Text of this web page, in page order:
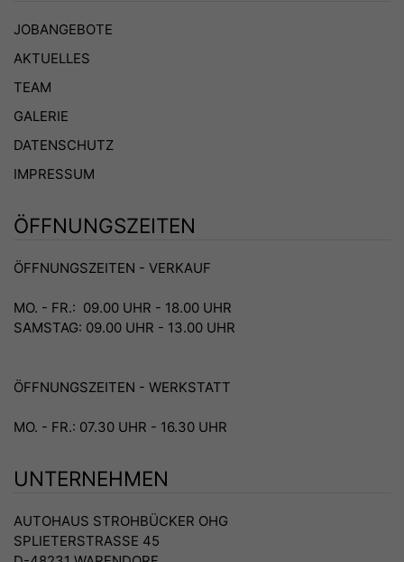
JOBANGEBOTE
AKTUELLES
TEAM
GALERIE
DATENSCHUTZ
IMPRESSUM
ÖFFNUNGSZEITEN
ÖFFNUNGSZEITEN - VERKAUF
MO. - FR.: 09.00 UHR - 18.00 UHR
SAMSTAG: 09.00 UHR - 13.00 UHR
ÖFFNUNGSZEITEN - WERKSTATT
MO. - FR.: 07.30 UHR - 16.30 UHR
UNTERNEHMEN
AUTOHAUS STROHBÜCKER OHG
SPLIETERSTRASSE 45